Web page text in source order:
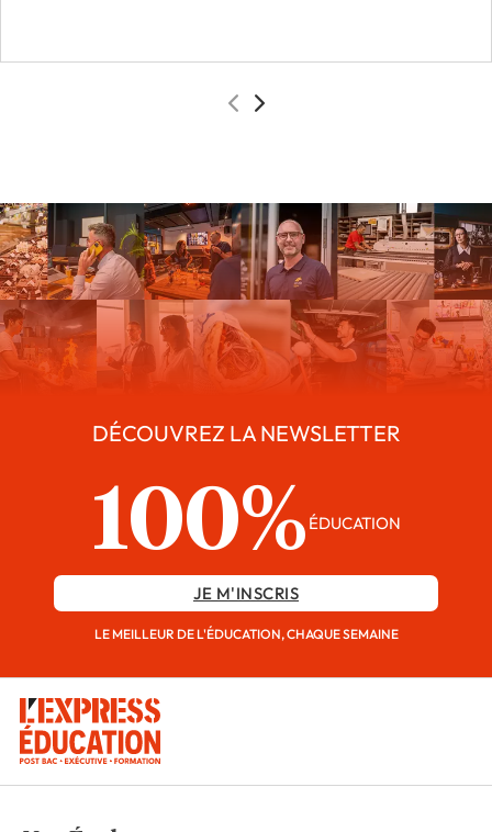
DÉCOUVREZ LA NEWSLETTER
100% ÉDUCATION
JE M'INSCRIS
LE MEILLEUR DE L'ÉDUCATION, CHAQUE SEMAINE